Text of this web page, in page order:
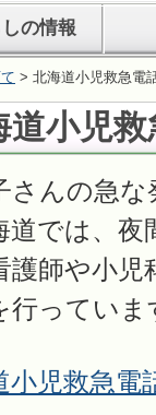
しの情報
> 北海道小児救急電
道小児
んの急な
では、夜
護師や小
行っていま
小児救急電